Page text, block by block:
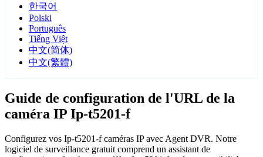
한국어
Polski
Português
Tiếng Việt
中文(简体)
中文(繁體)
Guide de configuration de l'URL de la
caméra IP Ip-t5201-f
Configurez vos Ip-t5201-f caméras IP avec Agent DVR. Notre
logiciel de surveillance gratuit comprend un assistant de